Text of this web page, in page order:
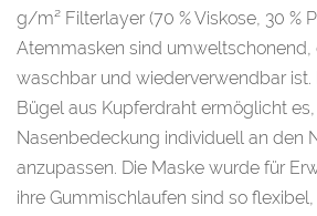
g/m² Filterlayer (70 % Viskose, 30 %
Atemmasken sind umweltschonend,
waschbar und wiederverwendbar ist.
Bügel aus Kupferdraht ermöglicht
Nasenbedeckung individuell an den
anzupassen. Die Maske wurde für
ihre Gummischlaufen sind so